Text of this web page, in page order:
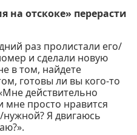
на отскоке» перерасти
раз пролистали его/
и сделали новую
в том, найдете
готовы ли вы кого-то
действительно
мне просто нравится
Я двигаюсь